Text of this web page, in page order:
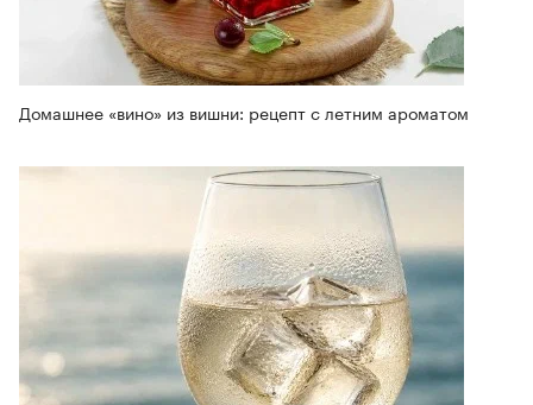
Домашнее «вино» из вишни: рецепт с летним ароматом